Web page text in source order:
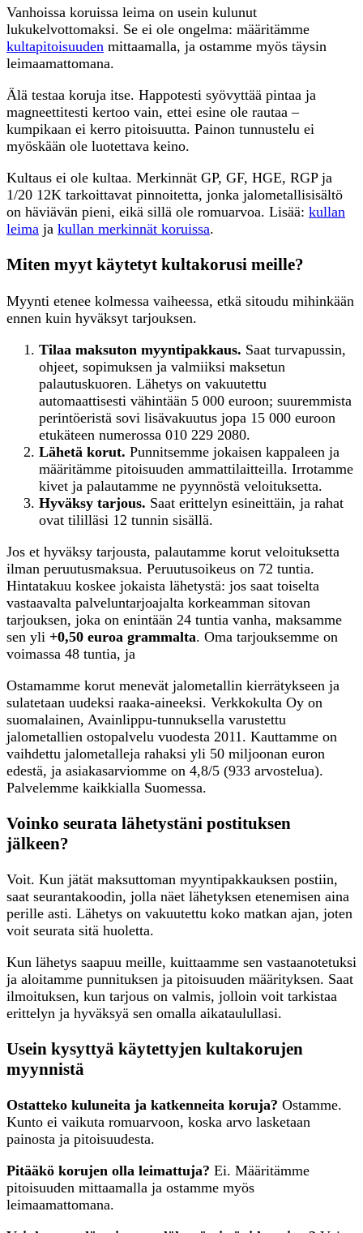
Vanhoissa koruissa leima on usein kulunut
lukukelvottomaksi. Se ei ole ongelma: määritämme
kultapitoisuuden mittaamalla, ja ostamme myös täysin
leimaamattomana.
Älä testaa koruja itse. Happotesti syövyttää pintaa ja
magneettitesti kertoo vain, ettei esine ole rautaa –
kumpikaan ei kerro pitoisuutta. Painon tunnustelu ei
myöskään ole luotettava keino.
Kultaus ei ole kultaa. Merkinnät GP, GF, HGE, RGP ja
1/20 12K tarkoittavat pinnoitetta, jonka jalometallisisältö
on häviävän pieni, eikä sillä ole romuarvoa. Lisää: kullan
leima ja kullan merkinnät koruissa.
Miten myyt käytetyt kultakorusi meille?
Myynti etenee kolmessa vaiheessa, etkä sitoudu mihinkään
ennen kuin hyväksyt tarjouksen.
Tilaa maksuton myyntipakkaus. Saat turvapussin,
ohjeet, sopimuksen ja valmiiksi maksetun
palautuskuoren. Lähetys on vakuutettu
automaattisesti vähintään 5 000 euroon; suuremmista
perintöeristä sovi lisävakuutus jopa 15 000 euroon
etukäteen numerossa 010 229 2080.
Lähetä korut. Punnitsemme jokaisen kappaleen ja
määritämme pitoisuuden ammattilaitteilla. Irrotamme
kivet ja palautamme ne pyynnöstä veloituksetta.
Hyväksy tarjous. Saat erittelyn esineittäin, ja rahat
ovat tililläsi 12 tunnin sisällä.
Jos et hyväksy tarjousta, palautamme korut veloituksetta
ilman peruutusmaksua. Peruutusoikeus on 72 tuntia.
Hintatakuu koskee jokaista lähetystä: jos saat toiselta
vastaavalta palveluntarjoajalta korkeamman sitovan
tarjouksen, joka on enintään 24 tuntia vanha, maksamme
sen yli +0,50 euroa grammalta. Oma tarjouksemme on
voimassa 48 tuntia, ja
Ostamamme korut menevät jalometallin kierrätykseen ja
sulatetaan uudeksi raaka-aineeksi. Verkkokulta Oy on
suomalainen, Avainlippu-tunnuksella varustettu
jalometallien ostopalvelu vuodesta 2011. Kauttamme on
vaihdettu jalometalleja rahaksi yli 50 miljoonan euron
edestä, ja asiakasarviomme on 4,8/5 (933 arvostelua).
Palvelemme kaikkialla Suomessa.
Voinko seurata lähetystäni postituksen
jälkeen?
Voit. Kun jätät maksuttoman myyntipakkauksen postiin,
saat seurantakoodin, jolla näet lähetyksen etenemisen aina
perille asti. Lähetys on vakuutettu koko matkan ajan, joten
voit seurata sitä huoletta.
Kun lähetys saapuu meille, kuittaamme sen vastaanotetuksi
ja aloitamme punnituksen ja pitoisuuden määrityksen. Saat
ilmoituksen, kun tarjous on valmis, jolloin voit tarkistaa
erittelyn ja hyväksyä sen omalla aikataulullasi.
Usein kysyttyä käytettyjen kultakorujen
myynnistä
Ostatteko kuluneita ja katkenneita koruja? Ostamme.
Kunto ei vaikuta romuarvoon, koska arvo lasketaan
painosta ja pitoisuudesta.
Pitääkö korujen olla leimattuja? Ei. Määritämme
pitoisuuden mittaamalla ja ostamme myös
leimaamattomana.